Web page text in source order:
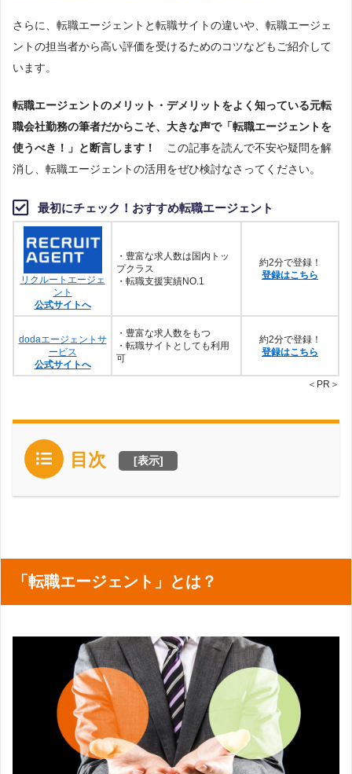
さらに、転職エージェントと転職サイトの違いや、転職エージェ
ントの担当者から高い評価を受けるためのコツなどもご紹介して
います。
転職エージェントのメリット・デメリットをよく知っている元転
職会社勤務の筆者だからこそ、大きな声で「転職エージェントを
使うべき！」と断言します！
この記事を読んで不安や疑問を解
消し、転職エージェントの活用をぜひ検討なさってください。
最初にチェック！おすすめ転職エージェント
リクルートエージェ
ント
公式サイトへ
・豊富な求人数は国内トッ
プクラス
・転職支援実績NO.1
約2分で登録！
登録はこちら
dodaエージェントサ
ービス
公式サイトへ
・豊富な求人数をもつ
・転職サイトとしても利用
可
約2分で登録！
登録はこちら
＜PR＞
目次 [表示]
「転職エージェント」とは？